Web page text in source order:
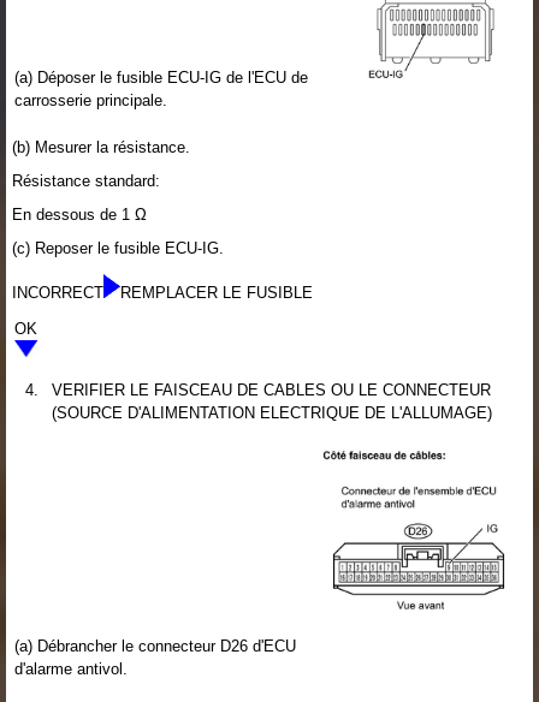
(a) Déposer le fusible ECU-IG de l'ECU de
carrosserie principale.
(b) Mesurer la résistance.
Résistance standard:
En dessous de 1 Ω
(c) Reposer le fusible ECU-IG.
INCORRECT
REMPLACER LE FUSIBLE
OK
4.
VERIFIER LE FAISCEAU DE CABLES OU LE CONNECTEUR
(SOURCE D'ALIMENTATION ELECTRIQUE DE L'ALLUMAGE)
(a) Débrancher le connecteur D26 d'ECU
d'alarme antivol.